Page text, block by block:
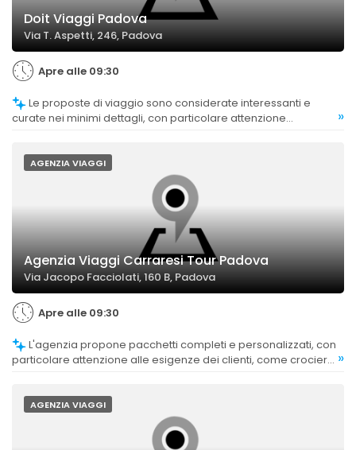
Doit Viaggi Padova
Via T. Aspetti, 246, Padova
Apre alle 09:30
curate nei minimi dettagli, con particolare attenzione
»
AGENZIA VIAGGI
Agenzia Viaggi Carraresi Tour Padova
Via Jacopo Facciolati, 160 B, Padova
Apre alle 09:30
particolare attenzione alle esigenze dei clienti, come crociere »
AGENZIA VIAGGI